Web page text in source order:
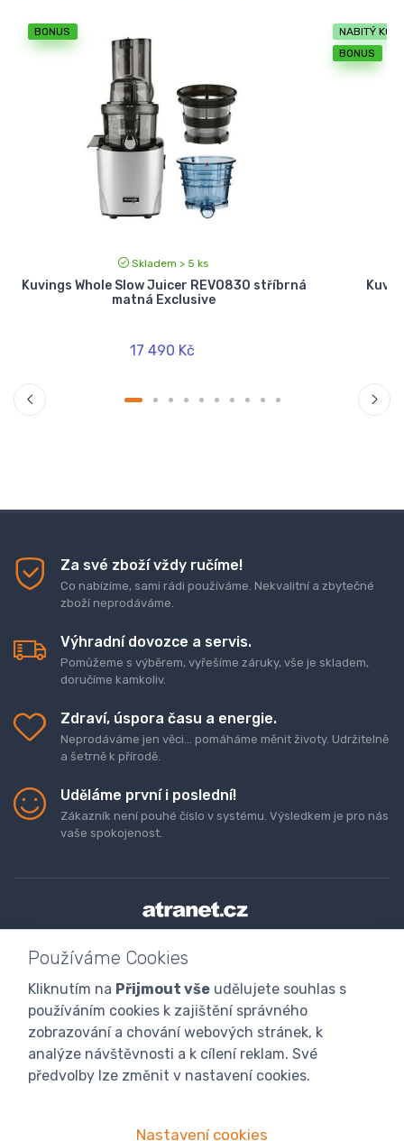
BONUS
Skladem > 5 ks
Kuvings Whole Slow Juicer REVO830 stříbrná
matná Exclusive
17 490 Kč
NABITÝ
BONUS
Za své zboží vždy ručíme!
Co nabízíme, sami rádi používáme. Nekvalitní a zbytečné
zboží neprodáváme.
Výhradní dovozce a servis.
Pomůžeme s výběrem, vyřešíme záruky, vše je skladem,
doručíme kamkoliv.
Zdraví, úspora času a energie.
Neprodáváme jen věci... pomáháme měnit životy. Udržitelně
a šetrně k přírodě.
Uděláme první i poslední!
Zákazník není pouhé číslo v systému. Výsledkem je pro nás
vaše spokojenost.
Doprava a platba zboží
GDPR
Obchodní podmínky
Odstoupení od smlouvy
Program digitalizace
Používáme Cookies
Kliknutím na Přijmout vše udělujete souhlas s
používáním cookies k zajištění správného
zobrazování a chování webových stránek, k
analýze návštěvnosti a k cílení reklam. Své
předvolby lze změnit v nastavení cookies.
Nastavení cookies